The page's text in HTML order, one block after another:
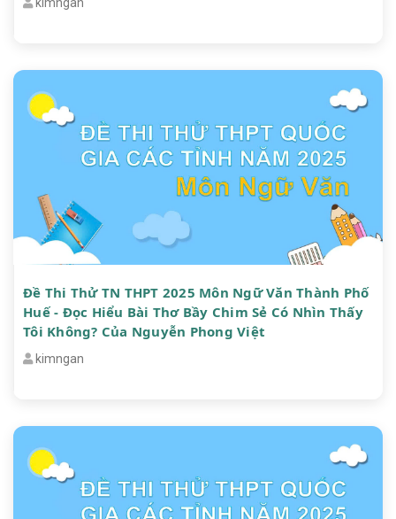
Đề Thi Thử TN THPT 2025 Môn Ngữ Văn Thành Phố
Huế - Đọc Hiểu Bài Thơ Bầy Chim Sẻ Có Nhìn Thấy
Tôi Không? Của Nguyễn Phong Việt
kimngan